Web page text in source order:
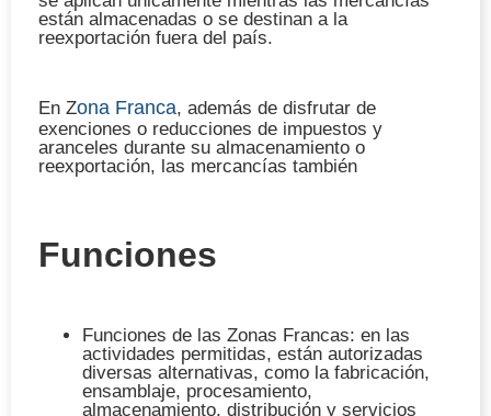
están almacenadas o se destinan a la
reexportación fuera del país.
En Zona Franca, además de disfrutar de
exenciones o reducciones de impuestos y
aranceles durante su almacenamiento o
reexportación, las mercancías también
Funciones
Funciones de las Zonas Francas: en las
actividades permitidas, están autorizadas
diversas alternativas, como la fabricación,
ensamblaje, procesamiento,
almacenamiento, distribución y servicios